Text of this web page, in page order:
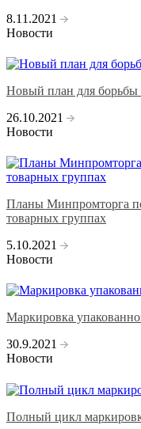
8.11.2021
Новости
Новый план для борьбы
26.10.2021
Новости
Планы Минпромторга
товарных группах
5.10.2021
Новости
Маркировка
30.9.2021
Новости
Полный цикл